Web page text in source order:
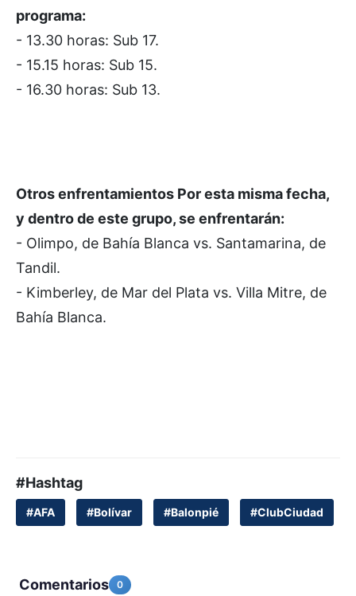
programa:
- 13.30 horas: Sub 17.
- 15.15 horas: Sub 15.
- 16.30 horas: Sub 13.
Otros enfrentamientos Por esta misma fecha,
y dentro de este grupo, se enfrentarán:
- Olimpo, de Bahía Blanca vs. Santamarina, de
Tandil.
- Kimberley, de Mar del Plata vs. Villa Mitre, de
Bahía Blanca.
#Hashtag
#AFA #Bolívar #Balonpié #ClubCiudad
Comentarios 0